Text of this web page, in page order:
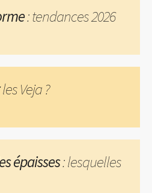
: tendances 2026
les Veja ?
épaisses: lesquelles